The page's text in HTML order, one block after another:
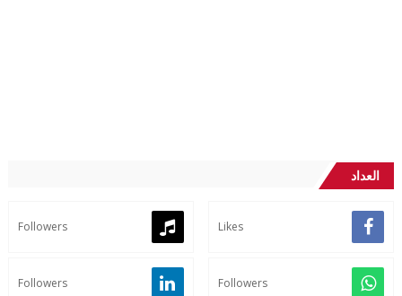
العداد
Likes
Followers
Followers
Followers